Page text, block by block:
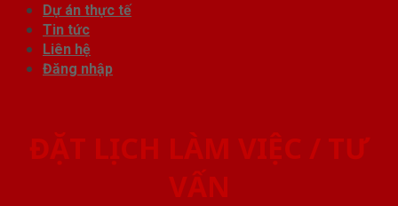
Dự án thực tế
Tin tức
Liên hệ
Đăng nhập
ĐẶT LỊCH LÀM VIỆC / TƯ
VẤN